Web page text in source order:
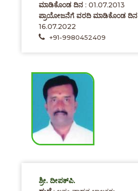
ಮಾಡಿಕೊಂಡ ದಿನ : 01.07.2013
ಪ್ರಾಯೋಜನೆಗೆ ವರದಿ ಮಾಡಿಕೊಂಡ ದಿನ
16.07.2022
+91-9980452409
ಶ್ರೀ. ದೀಪಕ್‌ಪಿ.